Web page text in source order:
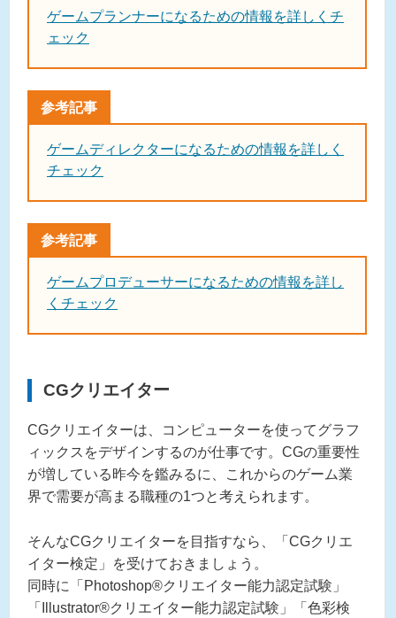
ゲームプランナーになるための情報を詳しくチ
ェック
ゲームディレクターになるための情報を詳しく
チェック
ゲームプロデューサーになるための情報を詳し
くチェック
CGクリエイター
CGクリエイターは、コンピューターを使ってグラフ
ィックスをデザインするのが仕事です。CGの重要性
が増している昨今を鑑みるに、これからのゲーム業
界で需要が高まる職種の1つと考えられます。
そんなCGクリエイターを目指すなら、「CGクリエ
イター検定」を受けておきましょう。
同時に「Photoshop®︎クリエイター能力認定試験」
「Illustrator®︎クリエイター能力認定試験」「色彩検